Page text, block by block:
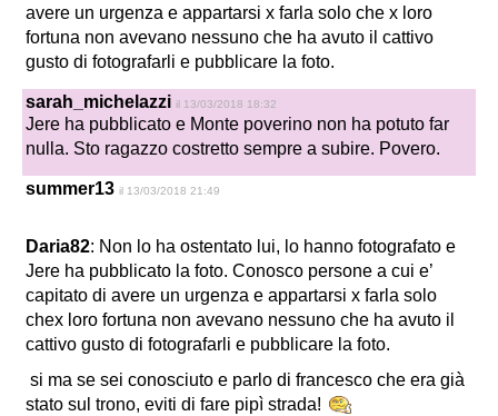
avere un urgenza e appartarsi x farla solo che x loro
fortuna non avevano nessuno che ha avuto il cattivo
gusto di fotografarli e pubblicare la foto.
sarah_michelazzi il 13/03/2018 18:32
Jere ha pubblicato e Monte poverino non ha potuto far
nulla. Sto ragazzo costretto sempre a subire. Povero.
summer13 il 13/03/2018 21:49
Daria82: Non lo ha ostentato lui, lo hanno fotografato e
Jere ha pubblicato la foto. Conosco persone a cui e’
capitato di avere un urgenza e appartarsi x farla solo
chex loro fortuna non avevano nessuno che ha avuto il
cattivo gusto di fotografarli e pubblicare la foto.
si ma se sei conosciuto e parlo di francesco che era già
stato sul trono, eviti di fare pipì strada!